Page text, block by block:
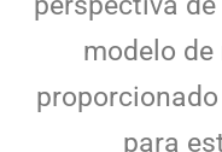
modelo de
para